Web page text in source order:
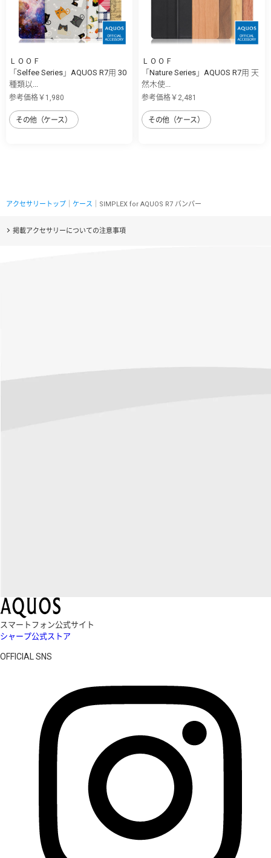
ＬＯＯＦ
「Selfee Series」AQUOS R7用 30
種類以...
参考価格￥1,980
その他（ケース）
ＬＯＯＦ
「Nature Series」AQUOS R7用 天
然木使...
参考価格￥2,481
その他（ケース）
アクセサリートップ ケース ｜SIMPLEX for AQUOS R7 バンパー
掲載アクセサリーについての注意事項
スマートフォン公式サイト
シャープ公式ストア
OFFICIAL SNS